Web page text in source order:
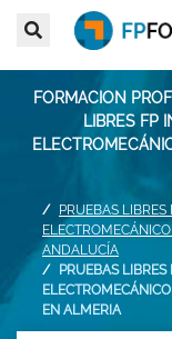
FORMACION
LIBRES FP
PRUEBAS
ANDALUCÍA
PRUEBAS
EN ALMERIA